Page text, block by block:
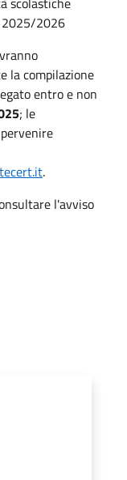
2025/2026
la compilazione
entro e non
; le
.
l'avviso